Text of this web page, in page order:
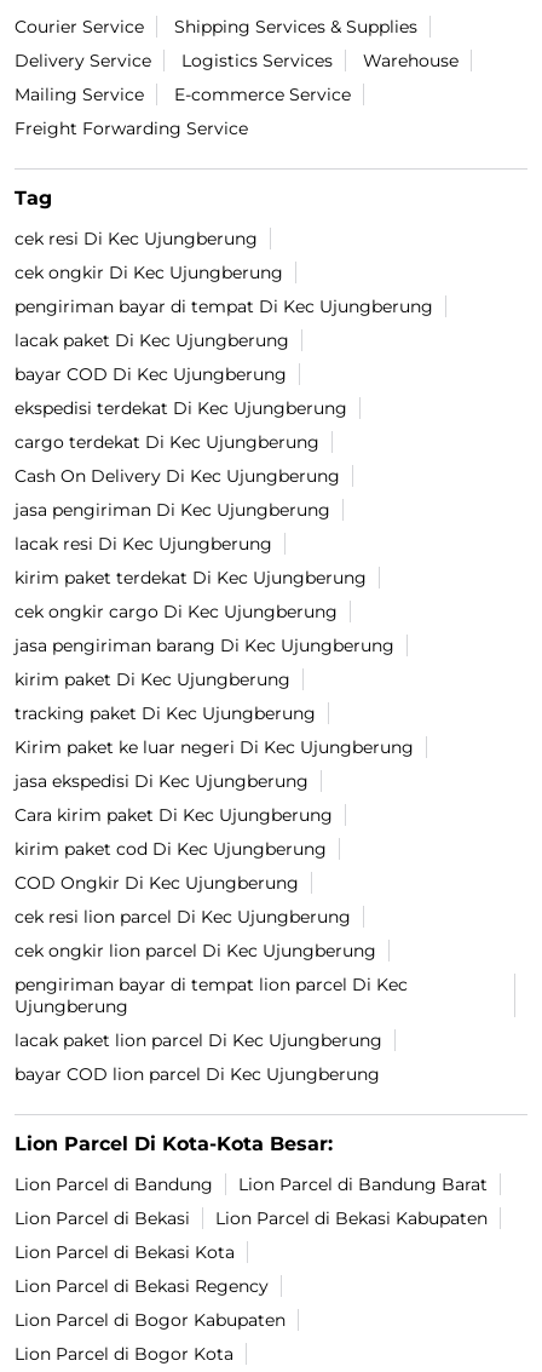
Courier Service
Shipping Services & Supplies
Delivery Service
Logistics Services
Warehouse
Mailing Service
E-commerce Service
Freight Forwarding Service
Tag
cek resi Di Kec Ujungberung
cek ongkir Di Kec Ujungberung
pengiriman bayar di tempat Di Kec Ujungberung
lacak paket Di Kec Ujungberung
bayar COD Di Kec Ujungberung
ekspedisi terdekat Di Kec Ujungberung
cargo terdekat Di Kec Ujungberung
Cash On Delivery Di Kec Ujungberung
jasa pengiriman Di Kec Ujungberung
lacak resi Di Kec Ujungberung
kirim paket terdekat Di Kec Ujungberung
cek ongkir cargo Di Kec Ujungberung
jasa pengiriman barang Di Kec Ujungberung
kirim paket Di Kec Ujungberung
tracking paket Di Kec Ujungberung
Kirim paket ke luar negeri Di Kec Ujungberung
jasa ekspedisi Di Kec Ujungberung
Cara kirim paket Di Kec Ujungberung
kirim paket cod Di Kec Ujungberung
COD Ongkir Di Kec Ujungberung
cek resi lion parcel Di Kec Ujungberung
cek ongkir lion parcel Di Kec Ujungberung
pengiriman bayar di tempat lion parcel Di Kec
Ujungberung
lacak paket lion parcel Di Kec Ujungberung
bayar COD lion parcel Di Kec Ujungberung
Lion Parcel Di Kota-Kota Besar:
Lion Parcel di Bandung
Lion Parcel di Bandung Barat
Lion Parcel di Bekasi
Lion Parcel di Bekasi Kabupaten
Lion Parcel di Bekasi Kota
Lion Parcel di Bekasi Regency
Lion Parcel di Bogor Kabupaten
Lion Parcel di Bogor Kota